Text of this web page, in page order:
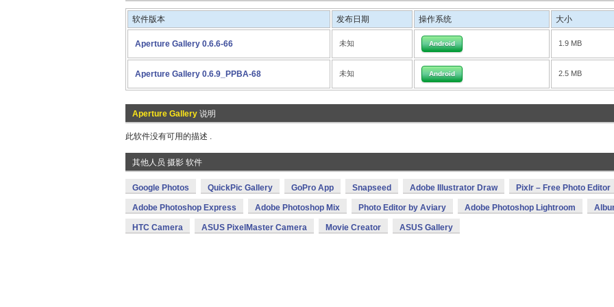
软件版本 发布日期 操作系统 大小
Aperture Gallery 0.6.6-66 未知 Android 1.9 MB
Aperture Gallery 0.6.9_PPBA-68 未知 Android 2.5 MB
Aperture Gallery 说明
此软件没有可用的描述 .
其他人员 摄影 软件
Google Photos QuickPic Gallery GoPro App Snapseed Adobe Illustrator Draw Pixlr – Free Photo Editor
Adobe Photoshop Express Adobe Photoshop Mix Photo Editor by Aviary Adobe Photoshop Lightroom
HTC Camera ASUS PixelMaster Camera Movie Creator ASUS Gallery